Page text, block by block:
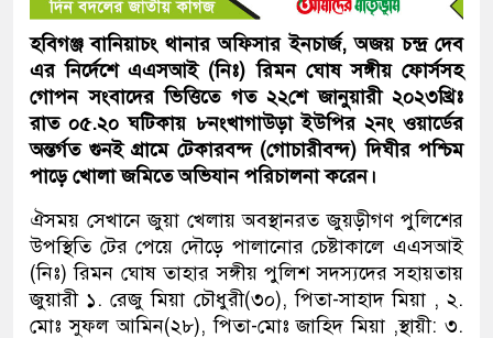
হবিগঞ্জ বানিয়াচং থানার অফিসার ইনচার্জ, অজয় চন্দ্র দেব
এর নির্দেশে এএসআই (নিঃ) রিমন ঘোষ সঙ্গীয় ফোর্সসহ
গোপন সংবাদের ভিত্তিতে গত ২২শে জানুয়ারী ২০২৩খ্রিঃ
রাত ০৫.২০ ঘটিকায় ৮নংখাগাউড়া ইউপির ২নং ওয়ার্ডের
অন্তর্গত গুনই গ্রামে টেকারবন্দ (গোচারীবন্দ) দিঘীর পশ্চিম
পাড়ে খোলা জমিতে অভিযান পরিচালনা করেন।
ঐসময় সেখানে জুয়া খেলায় অবস্থানরত জুয়ড়ীগণ পুলিশের
উপস্থিতি টের পেয়ে দৌড়ে পালানোর চেষ্টাকালে এএসআই
(নিঃ) রিমন ঘোষ তাহার সঙ্গীয় পুলিশ সদস্যদের সহায়তায়
জুয়ারী ১. রেজু মিয়া চৌধুরী(৩০), পিতা-সাহাদ মিয়া , ২.
মোঃ সুফল আমিন(২৮), পিতা-মোঃ জাহিদ মিয়া ,স্থায়ী: ৩.